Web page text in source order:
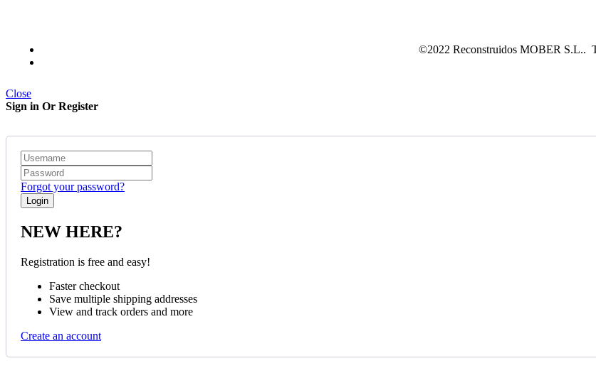
©2022 Reconstruidos MOBER S.L..
Close
Sign in Or Register
Forgot your password?
NEW HERE?
Registration is free and easy!
Faster checkout
Save multiple shipping addresses
View and track orders and more
Create an account